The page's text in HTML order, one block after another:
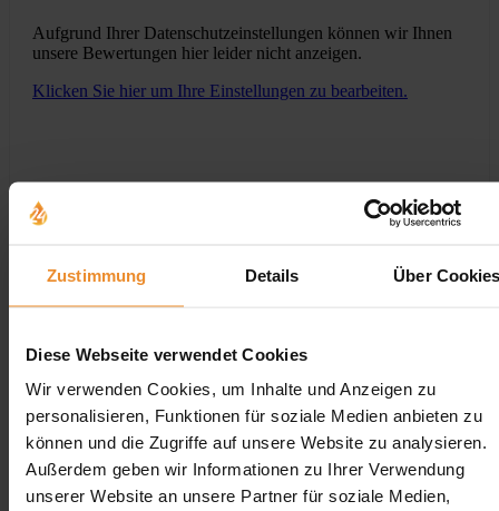
Zustimmung Details Über
Diese Webseite verwendet Cookies
Wir verwenden Cookies, um Inhalte und Anzeigen zu
personalisieren, Funktionen für soziale Medien anbieten zu
können und die Zugriffe auf unsere Website zu analysieren.
Außerdem geben wir Informationen zu Ihrer Verwendung
unserer Website an unsere Partner für soziale Medien,
Aufgrund Ihrer Datenschutzeinstellungen können wir Ihnen
unsere Bewertungen hier leider nicht anzeigen.
Klicken Sie hier um Ihre Einstellungen zu bearbeiten.
Jetzt individuelle Anfrage senden. Klicken Sie
unsere ProvenExpert Bewertungen hier leider nicht anzeigen.
Klicken Sie hier um Ihre Einstellungen zu bearbeiten.